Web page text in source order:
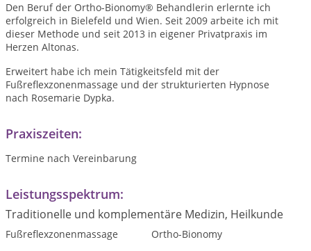
Den Beruf der Ortho-Bionomy® Behandlerin erlernte ich
erfolgreich in Bielefeld und Wien. Seit 2009 arbeite ich mit
dieser Methode und seit 2013 in eigener Privatpraxis im
Herzen Altonas.
Erweitert habe ich mein Tätigkeitsfeld mit der
Fußreflexzonenmassage und der strukturierten Hypnose
nach Rosemarie Dypka.
Praxiszeiten:
Termine nach Vereinbarung
Leistungsspektrum:
Traditionelle und komplementäre Medizin, Heilkunde
Fußreflexzonenmassage Ortho-Bionomy